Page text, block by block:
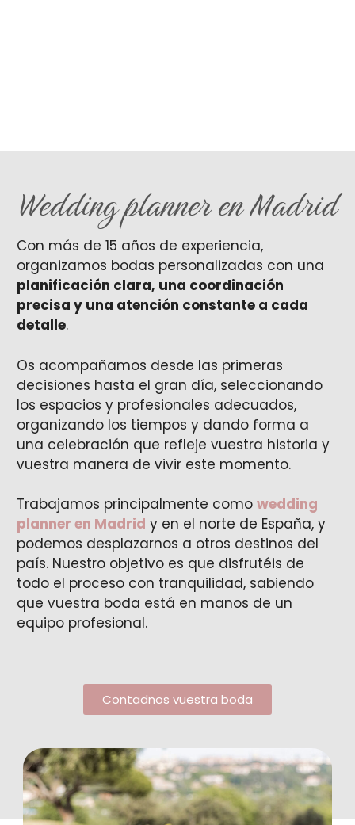
Wedding planner en Madrid
Con más de 15 años de experiencia,
organizamos bodas personalizadas con una
planificación clara, una coordinación
precisa y una atención constante a cada
detalle.
Os acompañamos desde las primeras
decisiones hasta el gran día, seleccionando
los espacios y profesionales adecuados,
organizando los tiempos y dando forma a
una celebración que refleje vuestra historia y
vuestra manera de vivir este momento.
Trabajamos principalmente comowedding
planner en Madrid y en el norte de España, y
podemos desplazarnos a otros destinos del
país. Nuestro objetivo es que disfrutéis de
todo el proceso con tranquilidad, sabiendo
que vuestra boda está en manos de un
equipo profesional.
Contadnos vuestra boda